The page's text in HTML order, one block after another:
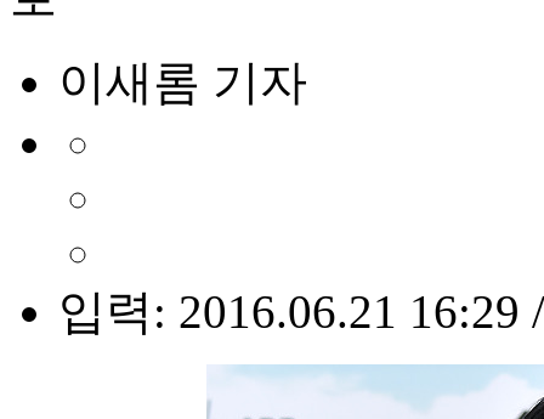
이새롬 기자
입력: 2016.06.21 16:29